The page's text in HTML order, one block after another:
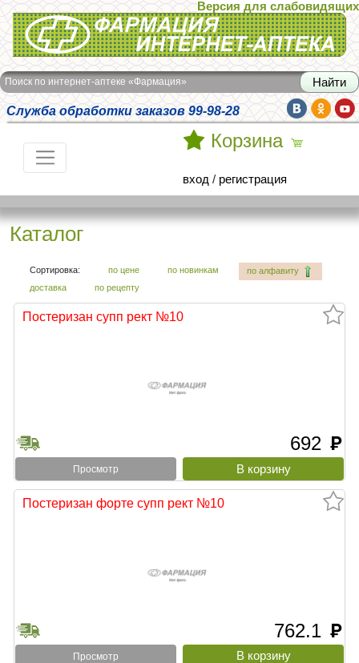
Интернет-аптека Фармация
Версия для слабовидящих
Поиск по интернет-аптеке «Фармация»
Служба обработки заказов 99-98-28
Корзина
вход / регистрация
Каталог
Сортировка: по цене по новинкам
по алфавиту
доставка
по рецепту
Постеризан супп рект №10
692 руб
Просмотр
Постеризан форте супп рект №10
762.1 руб
Просмотр